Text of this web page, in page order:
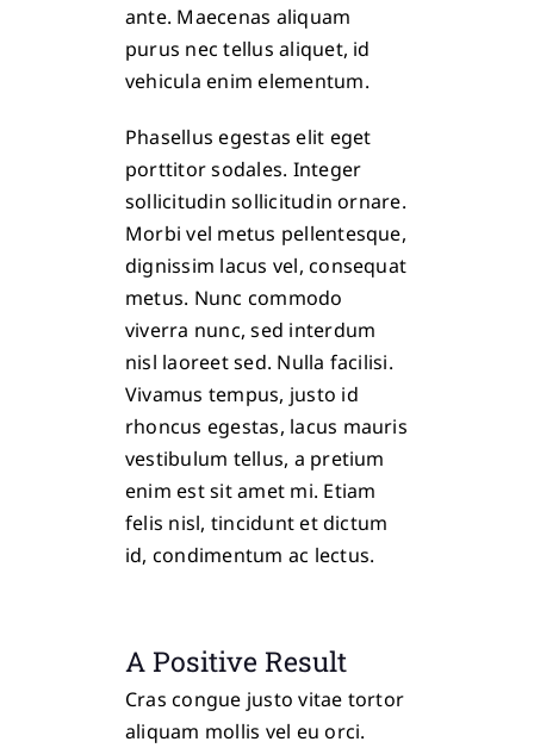
ante. Maecenas aliquam
purus nec tellus aliquet, id
vehicula enim elementum.
Phasellus egestas elit eget
porttitor sodales. Integer
sollicitudin sollicitudin ornare.
Morbi vel metus pellentesque,
dignissim lacus vel, consequat
metus. Nunc commodo
viverra nunc, sed interdum
nisl laoreet sed. Nulla facilisi.
Vivamus tempus, justo id
rhoncus egestas, lacus mauris
vestibulum tellus, a pretium
enim est sit amet mi. Etiam
felis nisl, tincidunt et dictum
id, condimentum ac lectus.
A Positive Result
Cras congue justo vitae tortor
aliquam mollis vel eu orci.